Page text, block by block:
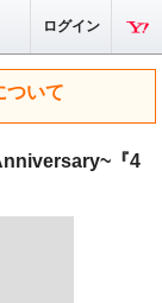
ログイン
ついて
『4